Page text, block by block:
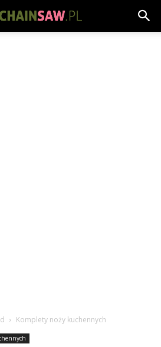
Komplety noży kuchennych